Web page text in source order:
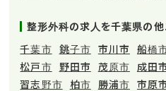
整形外科の求人を千葉県の他
千葉市
銚子市 市川市 船橋
松戸市
野田市 茂原市 成田
習志野市
柏市 勝浦市 市原